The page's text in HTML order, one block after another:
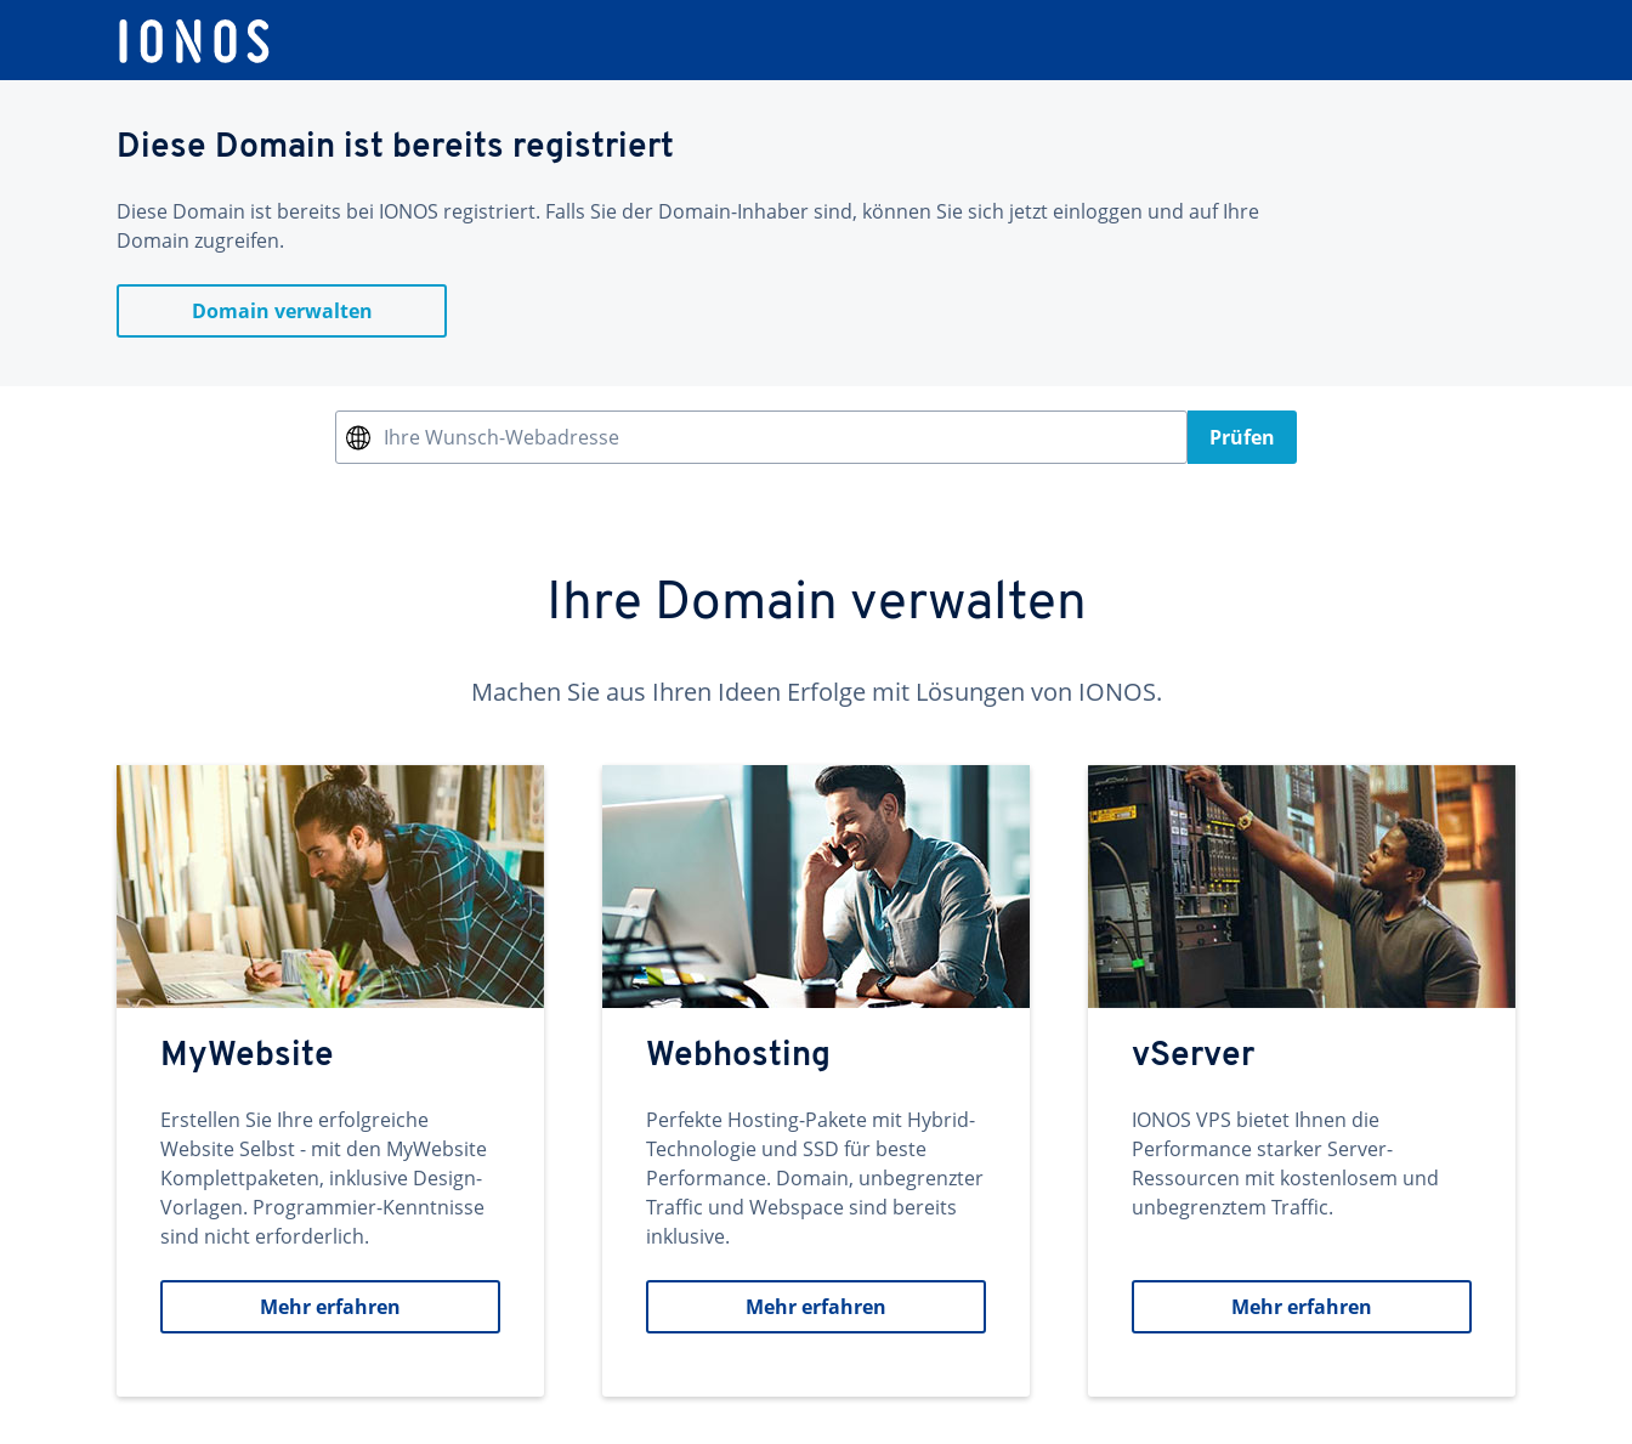
Diese Domain ist bereits registriert
Diese Domain ist bereits bei IONOS registriert. Falls Sie der Domain-Inhaber sind, können Sie sich jetzt einloggen und auf Ihre
Domain zugreifen.
Domain verwalten
Ihre Wunsch-Webadresse Prüfen
Ihre Domain verwalten
Machen Sie aus Ihren Ideen Erfolge mit Lösungen von IONOS.
MyWebsite
Erstellen Sie Ihre erfolgreiche
Website Selbst - mit den MyWebsite
Komplettpaketen, inklusive Design-
Vorlagen. Programmier-Kenntnisse
sind nicht erforderlich.
Mehr erfahren
Webhosting
Perfekte Hosting-Pakete mit Hybrid-
Technologie und SSD für beste
Performance. Domain, unbegrenzter
Traffic und Webspace sind bereits
inklusive.
Mehr erfahren
vServer
IONOS VPS bietet Ihnen die
Performance starker Server-
Ressourcen mit kostenlosem und
unbegrenztem Traffic.
Mehr erfahren